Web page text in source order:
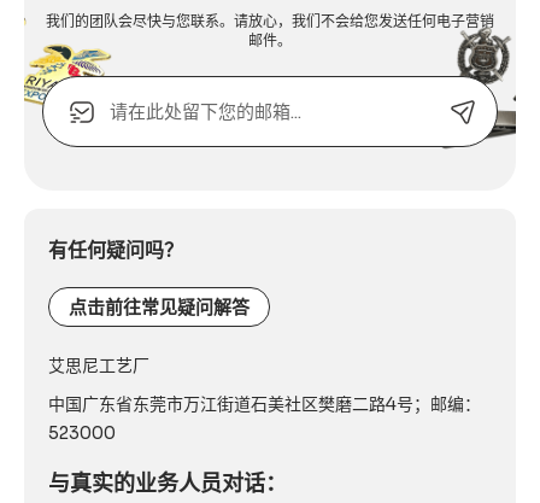
我们的团队会尽快与您联系。请放心，我们不会给您发送任何电子营销
邮件。
电
子
邮
电
有任何疑问吗？
点击前往常见疑问解答
艾思尼工艺厂
中国广东省东莞市万江街道石美社区樊磨二路4号；邮编：
523000
与真实的业务人员对话：